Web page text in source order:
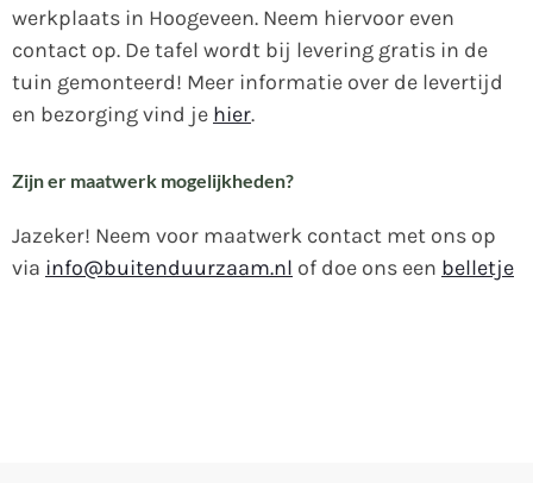
werkplaats in Hoogeveen. Neem hiervoor even
contact op. De tafel wordt bij levering gratis in de
tuin gemonteerd! Meer informatie over de levertijd
en bezorging vind je hier.
Zijn er maatwerk mogelijkheden?
Jazeker! Neem voor maatwerk contact met ons op
via info@buitenduurzaam.nl of doe ons een belletje